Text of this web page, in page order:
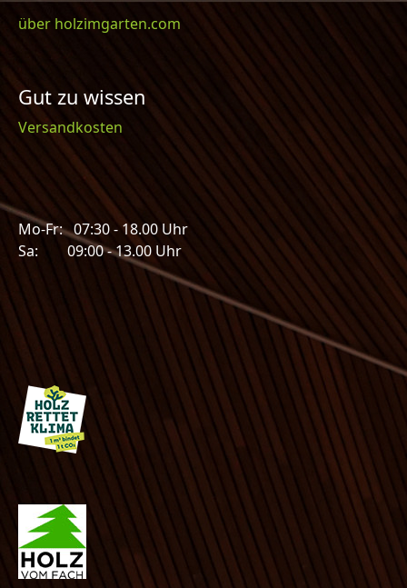
über holzimgarten.com
Gut zu wissen
Versandkosten
Mo-Fr: 07:30 - 18.00 Uhr
Sa: 09:00 - 13.00 Uhr